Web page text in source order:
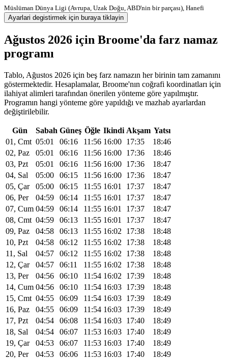
Müslüman Dünya Ligi (Avrupa, Uzak Doğu, ABD'nin bir parçası), Hanefi
Ayarlari degistirmek için buraya tiklayin
Ağustos 2026 için Broome'da farz namaz
programı
Tablo, Ağustos 2026 için beş farz namazın her birinin tam zamanını
göstermektedir. Hesaplamalar, Broome'nın coğrafi koordinatları için
ilahiyat alimleri tarafından önerilen yönteme göre yapılmıştır.
Programın hangi yönteme göre yapıldığı ve mazhab ayarlardan
değiştirilebilir.
Gün Sabah Güneş Öğle Ikindi Akşam Yatsı
01, Cmt 05:01 06:16 11:56 16:00 17:35
18:46
02, Paz
05:01 06:16 11:56 16:00 17:36
18:46
03, Pzt
05:01 06:16 11:56 16:00 17:36
18:47
04, Sal
05:00 06:15 11:56 16:00 17:36
18:47
05, Çar
05:00 06:15 11:55 16:01 17:37
18:47
06, Per
04:59 06:14 11:55 16:01 17:37
18:47
07, Cum 04:59 06:14 11:55 16:01 17:37
18:47
08, Cmt 04:59 06:13 11:55 16:01 17:37
18:47
09, Paz
04:58 06:13 11:55 16:02 17:38
18:48
10, Pzt
04:58 06:12 11:55 16:02 17:38
18:48
11, Sal
04:57 06:12 11:55 16:02 17:38
18:48
12, Çar
04:57 06:11 11:55 16:02 17:38
18:48
13, Per
04:56 06:10 11:54 16:02 17:39
18:48
14, Cum 04:56 06:10 11:54 16:03 17:39
18:48
15, Cmt 04:55 06:09 11:54 16:03 17:39
18:49
16, Paz
04:55 06:09 11:54 16:03 17:39
18:49
17, Pzt
04:54 06:08 11:54 16:03 17:40
18:49
18, Sal
04:54 06:07 11:53 16:03 17:40
18:49
19, Çar
04:53 06:07 11:53 16:03 17:40
18:49
20, Per
04:53 06:06 11:53 16:03 17:40
18:49